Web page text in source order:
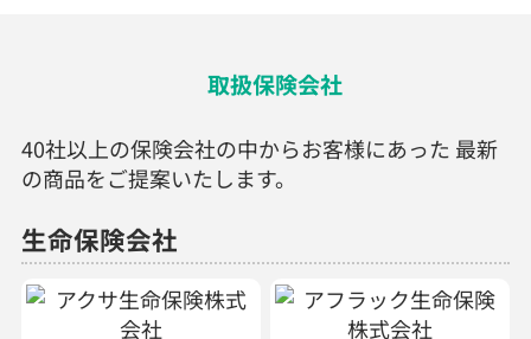
取扱保険会社
40社以上の保険会社の中からお客様にあった 最新
の商品をご提案いたします。
生命保険会社